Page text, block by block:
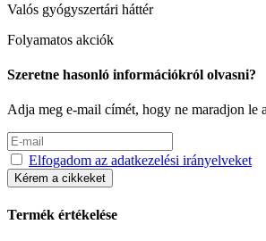
Valós gyógyszertári háttér
Folyamatos akciók
Szeretne hasonló információkról olvasni?
Adja meg e-mail címét, hogy ne maradjon le
Elfogadom az adatkezelési irányelveket
Kérem a cikkeket
Termék értékelése